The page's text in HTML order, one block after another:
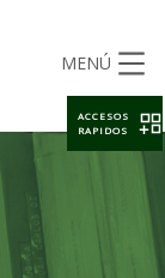
MENÚ
ACCESOS
RAPIDOS